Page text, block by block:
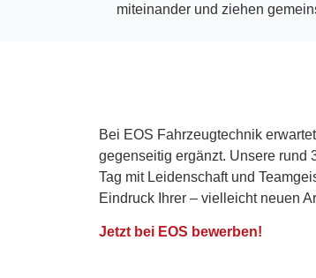
miteinander und ziehen
Bei EOS Fahrzeugtechnik
gegenseitig ergänzt. Unsere rund
Tag mit Leidenschaft und
Eindruck Ihrer – vielleicht neuen
Jetzt bei EOS bewerben!